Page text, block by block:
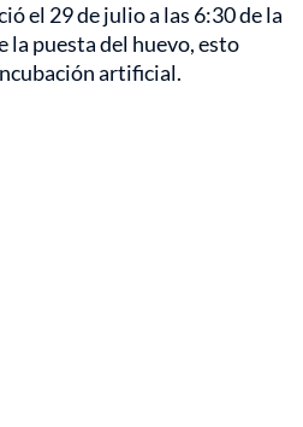
el 29 de julio a las 6:30 de la
la puesta del huevo, esto
artificial.